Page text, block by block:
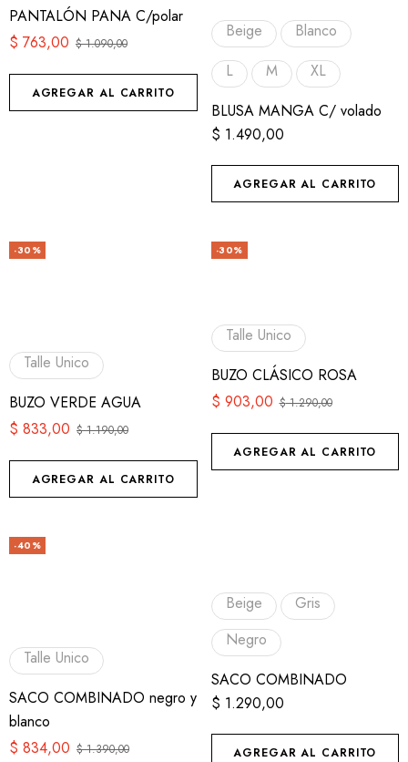
PANTALÓN PANA C/polar
$1.090,00
$ 763,00
AGREGAR AL CARRITO
Beige
Blanco
L
M
XL
BLUSA MANGA C/ volado
$ 1.490,00
AGREGAR AL CARRITO
-30%
Talle Unico
BUZO VERDE AGUA
$1.190,00
$ 833,00
AGREGAR AL CARRITO
-30%
Talle Unico
BUZO CLÁSICO ROSA
$1.290,00
$ 903,00
AGREGAR AL CARRITO
-40%
Talle Unico
SACO COMBINADO negro y
blanco
$1.390,00
$ 834,00
Beige
Gris
Negro
SACO COMBINADO
$ 1.290,00
AGREGAR AL CARRITO